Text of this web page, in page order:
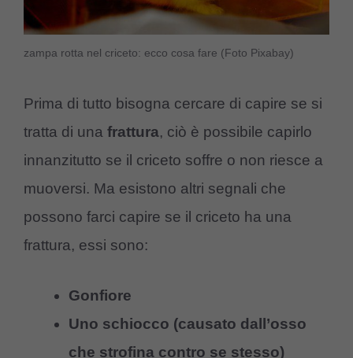
zampa rotta nel criceto: ecco cosa fare (Foto Pixabay)
Prima di tutto bisogna cercare di capire se si
tratta di una frattura, ciò è possibile capirlo
innanzitutto se il criceto soffre o non riesce a
muoversi. Ma esistono altri segnali che
possono farci capire se il criceto ha una
frattura, essi sono:
Gonfiore
Uno schiocco (causato dall’osso
che strofina contro se stesso)